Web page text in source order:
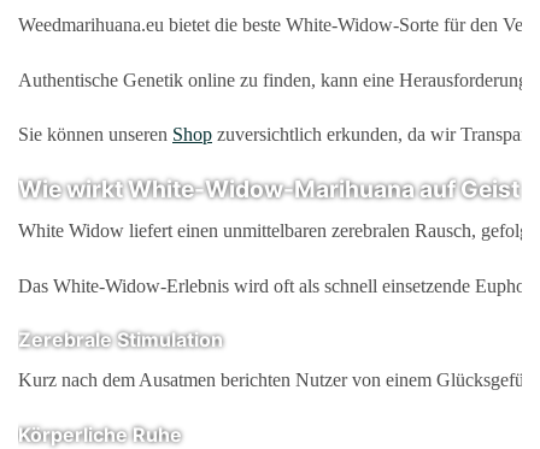
Weedmarihuana.eu bietet die beste White-Widow-Sorte für den
Authentische Genetik online zu finden, kann eine
Sie können unseren Shop zuversichtlich erkunden, da wir
Wie wirkt White-Widow-Marihuana auf Geist
White Widow liefert einen unmittelbaren zerebralen Rausch,
Das White-Widow-Erlebnis wird oft als schnell einsetzende
Zerebrale Stimulation
Kurz nach dem Ausatmen berichten Nutzer von einem
Körperliche Ruhe